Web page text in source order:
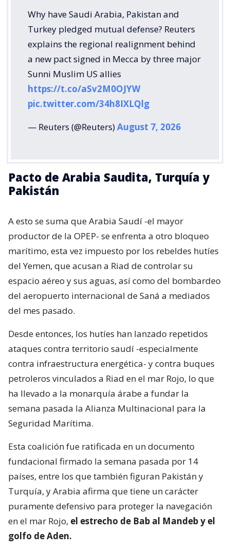
Why have Saudi Arabia, Pakistan and
Turkey pledged mutual defense? Reuters
explains the regional realignment behind
a new pact signed in Mecca by three major
Sunni Muslim US allies
https://t.co/aSv2M0OJYW
pic.twitter.com/34h8IXLQlg
— Reuters (@Reuters)August 7, 2026
Pacto de Arabia Saudita, Turquía y
Pakistán
A esto se suma que Arabia Saudí -el mayor
productor de la OPEP- se enfrenta a otro bloqueo
marítimo, esta vez impuesto por los rebeldes hutíes
del Yemen, que acusan a Riad de controlar su
espacio aéreo y sus aguas, así como del bombardeo
del aeropuerto internacional de Saná a mediados
del mes pasado.
Desde entonces, los hutíes han lanzado repetidos
ataques contra territorio saudí -especialmente
contra infraestructura energética- y contra buques
petroleros vinculados a Riad en el mar Rojo, lo que
ha llevado a la monarquía árabe a fundar la
semana pasada la Alianza Multinacional para la
Seguridad Marítima.
Esta coalición fue ratificada en un documento
fundacional firmado la semana pasada por 14
países, entre los que también figuran Pakistán y
Turquía, y Arabia afirma que tiene un carácter
puramente defensivo para proteger la navegación
en el mar Rojo, el estrecho de Bab al Mandeb y el
golfo de Aden.